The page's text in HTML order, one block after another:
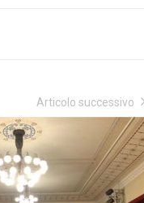
Articolo successivo